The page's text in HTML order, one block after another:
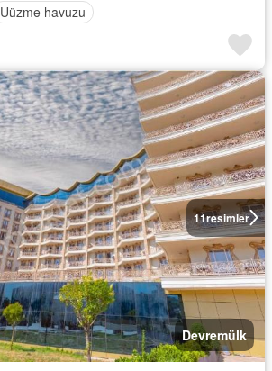
Uüzme havuzu
11resimler
Devremülk